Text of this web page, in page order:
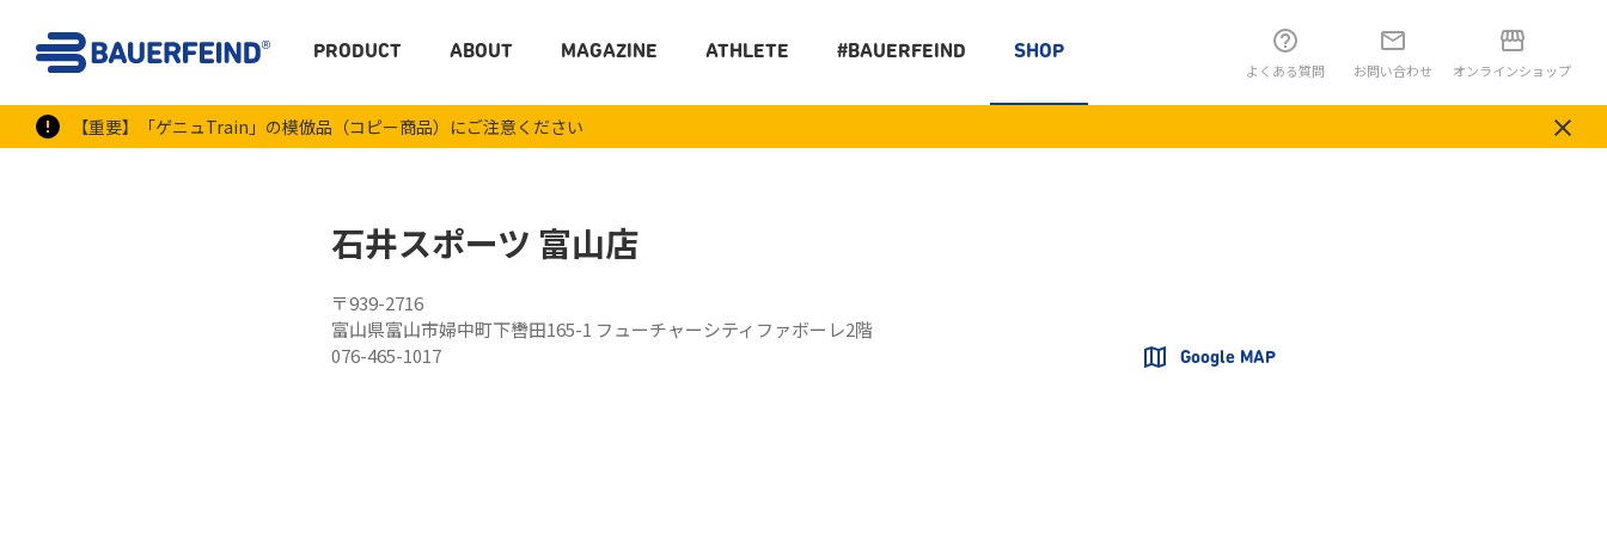
【重要】「ゲニュTrain」の模倣品（コピー商品）にご注意ください
PRODUCT ABOUT MAGAZINE ATHLETE #BAUERFEIND SHOP
よくある質問 お問い合わせ オンラインショップ
石井スポーツ 富山店
〒939-2716
富山県富山市婦中町下轡田165-1 フューチャーシティファボーレ2階
076-465-1017
Google MAP